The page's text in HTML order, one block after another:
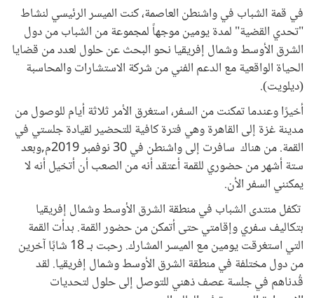
في قمة الشباب في واشنطن العاصمة، كنت الميسر الرئيسي لنشاط
"تحدي القضية" لمدة يومين موجهاً لمجموعة من الشباب من دول
الشرق الأوسط وشمال إفريقيا نحو البحث عن حلول لعدد من قضايا
الحياة الواقعية مع الدعم الفني من شركة الاستشارات والمحاسبة
(ديلويت).
أخيرًا وعندما تمكنت من السفر، استغرق الأمر ثلاثة أيام للوصول من
مدينة غزة إلى القاهرة وهي فترة كافية للتحضير لقيادة جلستي في
القمة. من هناك سافرت إلى واشنطن في 30 نوفمبر 2019م,وبعد
ستة أشهر من حضوري للقمة أعتقد أنه من الصعب أن أتخيل أنه لا
يمكنني السفر الأن.
تكفل منتدى الشباب في منطقة الشرق الأوسط وشمال إفريقيا
بتكاليف سفري وإقامتي حتى أتمكن من حضور القمة. بدأت القمة
التي استغرقت يومين مع الميسر المشارك. رحبت بـ 18 شابًا آخرين
من دول مختلفة في منطقة الشرق الأوسط وشمال إفريقيا. لقد
قُدناهم في جلسة عصف ذهني للتوصل إلى حلول لتحديات